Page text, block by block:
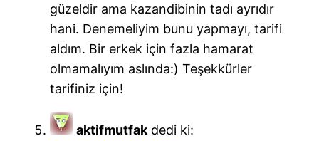
güzeldir ama kazandibinin tadı ayrıdır
hani. Denemeliyim bunu yapmayı, tarifi
aldım. Bir erkek için fazla hamarat
olmamalıyım aslında:) Teşekkürler
tarifiniz için!
aktifmutfak dedi ki: